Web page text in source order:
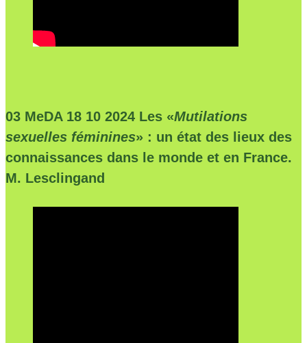
03 MeDA 18 10 2024 Les «Mutilations
sexuelles féminines» : un état des lieux des
connaissances dans le monde et en France.
M. Lesclingand